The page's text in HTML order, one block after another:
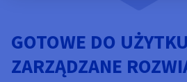
GOTOWE DO
ZARZĄDZANE